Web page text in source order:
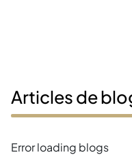
Articles de
Error loading blogs